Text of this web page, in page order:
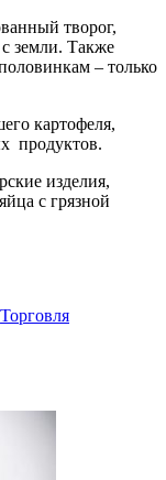
творог,
земли. Также
– только
картофеля,
продуктов.
изделия,
с грязной
Торговля